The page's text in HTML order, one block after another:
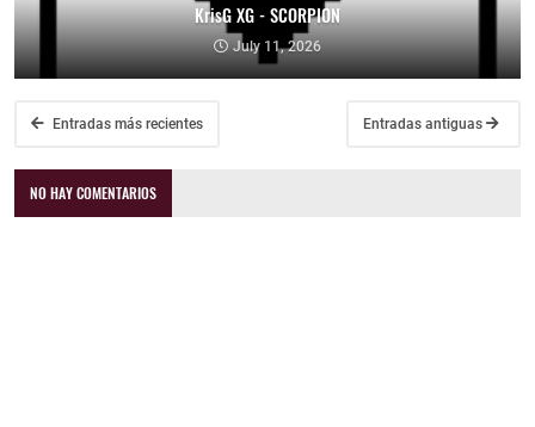
KrisG XG - SCORPION
July 11, 2026
Entradas más recientes Entradas antiguas
NO HAY COMENTARIOS